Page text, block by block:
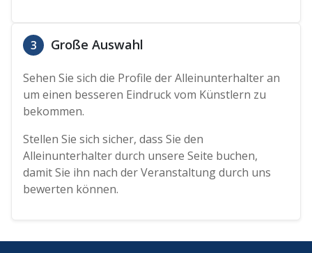
3 Große Auswahl
Sehen Sie sich die Profile der Alleinunterhalter an
um einen besseren Eindruck vom Künstlern zu
bekommen.
Stellen Sie sich sicher, dass Sie den
Alleinunterhalter durch unsere Seite buchen,
damit Sie ihn nach der Veranstaltung durch uns
bewerten können.